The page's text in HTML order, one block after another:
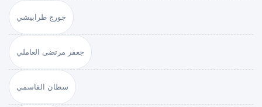
جورج طرابيشي
جعفر مرتضى العاملي
سطان القاسمي